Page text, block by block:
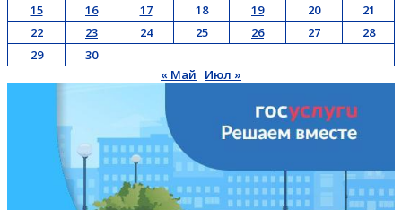
15
16 17 18 19 20
21
22
23 24 25 26 27
28
29
30
« Май
Июл »